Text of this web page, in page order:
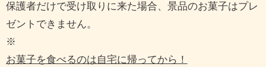
保護者だけで受け取りに来た場合、景品のお菓子はプレ
ゼントできません。
※
お菓子を食べるのは自宅に帰ってから！